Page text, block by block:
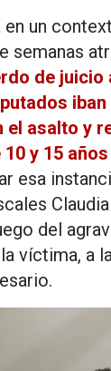
un
semanas
de juicio
el asalto y
y 15
esa
del
víctima, a